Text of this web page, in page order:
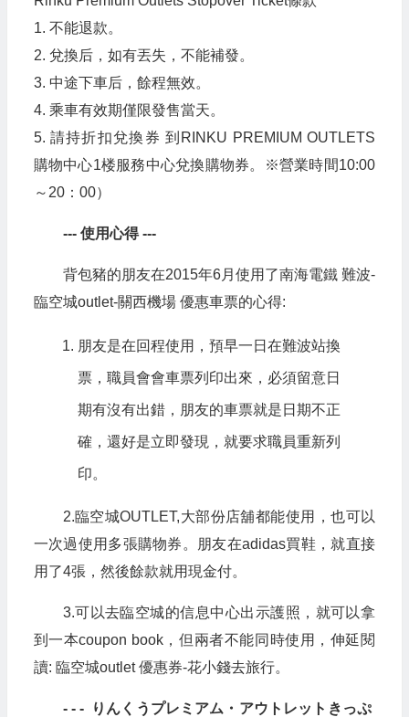
1. 不能退款。
2. 兌換后，如有丟失，不能補發。
3. 中途下車后，餘程無效。
4. 乘車有效期僅限發售當天。
5. 請持折扣兌換券 到RINKU PREMIUM OUTLETS
購物中心1楼服務中心兌換購物券。※營業時間10:00
～20：00）
--- 使用心得 ---
背包豬的朋友在2015年6月使用了南海電鐵 難波-
臨空城outlet-關西機場 優惠車票的心得:
朋友是在回程使用，預早一日在難波站換
票，職員會會車票列印出來，必須留意日
期有沒有出錯，朋友的車票就是日期不正
確，還好是立即發現，就要求職員重新列
印。
2.臨空城OUTLET,大部份店舖都能使用，也可以
一次過使用多張購物券。朋友在adidas買鞋，就直接
用了4張，然後餘款就用現金付。
3.可以去臨空城的信息中心出示護照，就可以拿
到一本coupon book，但兩者不能同時使用，伸延閱
讀: 臨空城outlet 優惠券-花小錢去旅行。
- - - りんくうプレミアム・アウトレットきっぷ